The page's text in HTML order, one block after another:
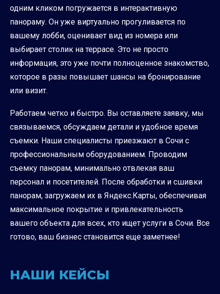
одним кликом погружается в интерактивную
панораму. Он уже виртуально прогуливается по
вашему лобби, оценивает вид из номера или
выбирает столик на террасе. Это не просто
информация, это уже почти полноценное знакомство,
которое в разы повышает шансы на бронирование
или визит.
Работаем четко и быстро. Вы оставляете заявку, мы
связываемся, обсуждаем детали и удобное время
съемки. Наши специалисты приезжают в Сочи с
профессиональным оборудованием. Проводим
съемку панорам, минимально отвлекая ваш
персонал и посетителей. После обработки и сшивки
панорам, загружаем их в Яндекс.Карты, обеспечивая
максимальное покрытие и привлекательность
вашего объекта для всех, кто ищет услуги в Сочи. Все
готово, ваш бизнес становится еще заметнее!
НАШИ КЕЙСЫ